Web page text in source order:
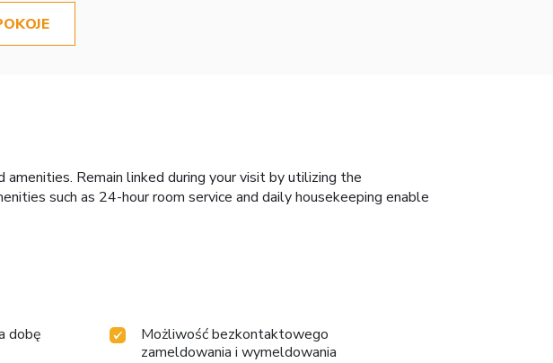
Remain linked during your visit by utilizing the
such as 24-hour room service and daily housekeeping enable
dobę
Możliwość bezkontaktowego
zameldowania i wymeldowania